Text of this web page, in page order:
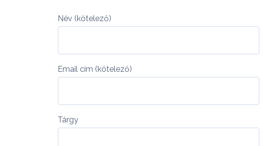
Név (kötelező)
Email cím (kötelező)
Tárgy